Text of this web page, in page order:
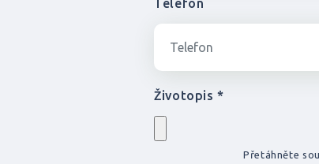
Telefon
Životopis *
Přetáhněte